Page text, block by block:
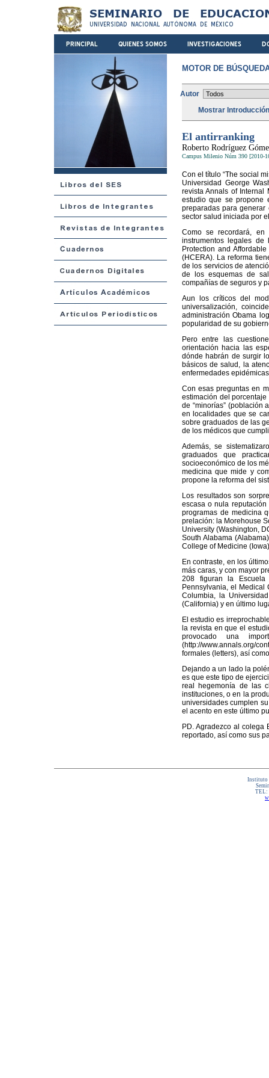
MOTOR DE
Autor
Mostrar
El antirranking
Roberto Rodríguez
Campus Milenio Núm 390 [2010-
Con el título “The social
Universidad George
revista Annals of Internal
estudio que se propone
preparadas para
sector salud iniciada por
Como se recordará,
instrumentos legales
Protection and
(HCERA). La reforma
de los servicios de
de los esquemas de
compañías de seguros y
Aun los críticos del
universalización,
administración Obama
popularidad de su
Pero entre las
orientación hacia las
dónde habrán de surgir
básicos de salud, la
enfermedades
Con esas preguntas en
estimación del
de “minorías” (población
en localidades que se
sobre graduados de las
de los médicos que
Además, se
graduados que
socioeconómico de los
medicina que mide y
propone la reforma del
Los resultados son
escasa o nula
programas de medicina
prelación: la Morehouse
University (Washington,
South Alabama
College of Medicine
En contraste, en los
más caras, y con mayor
208 figuran la
Pennsylvania, el
Columbia, la
(California) y en último
El estudio es
la revista en que el
provocado una
(http://www.annals.org/
formales (letters), así
Dejando a un lado la
es que este tipo de
real hegemonía de las
instituciones, o en la
universidades cumplen
el acento en este último
PD. Agradezco al colega
reportado, así como sus
Instituto
TEL: